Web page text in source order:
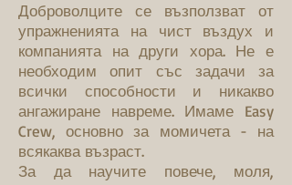
Доброволците се възползват от
упражненията на чист въздух и
компанията на други хора. Не е
необходим опит със задачи за
всички способности и никакво
ангажиране навреме. Имаме Easy
Crew, основно за момичета - на
всякаква възраст.
За да научите повече, моля,